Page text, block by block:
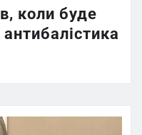
коли буде